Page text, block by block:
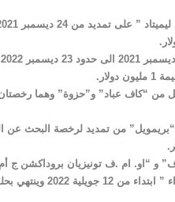
من “كاف عباد” و”حزوة” وهما
و “او. ام .ف تونيزيان بروداكشن ج